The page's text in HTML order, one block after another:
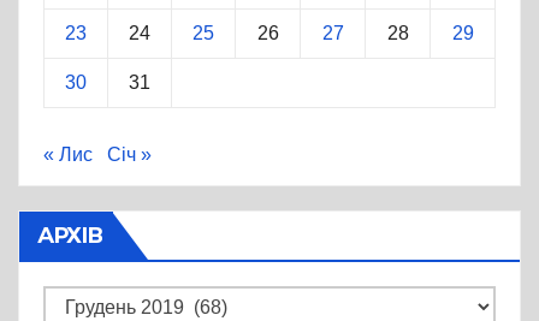
23 24 25 26 27 28 29
30 31
« Лис Січ »
АРХІВ
Архів